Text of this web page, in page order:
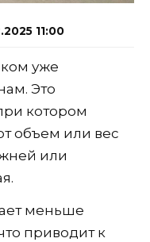
11:00
уже
Это
котором
объем или вес
или
меньше
приводит к